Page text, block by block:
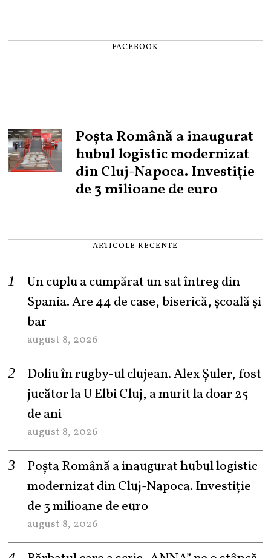
FACEBOOK
Poșta Română a inaugurat
hubul logistic modernizat
din Cluj-Napoca. Investiție
de 3 milioane de euro
ARTICOLE RECENTE
Un cuplu a cumpărat un sat întreg din
Spania. Are 44 de case, biserică, școală și
bar
august 8, 2026
Doliu în rugby-ul clujean. Alex Șuler, fost
jucător la U Elbi Cluj, a murit la doar 25
de ani
august 8, 2026
Poșta Română a inaugurat hubul logistic
modernizat din Cluj-Napoca. Investiție
de 3 milioane de euro
august 8, 2026